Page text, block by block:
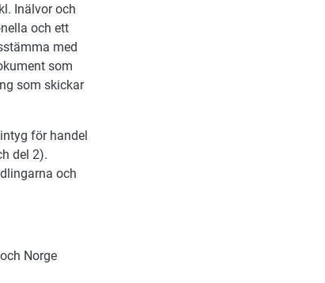
Inälvor och
och ett
med
som
som skickar
för handel
del 2).
och
Norge